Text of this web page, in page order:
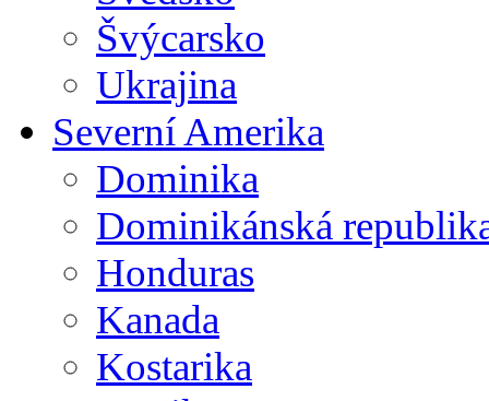
Švýcarsko
Ukrajina
Severní Amerika
Dominika
Dominikánská
Honduras
Kanada
Kostarika